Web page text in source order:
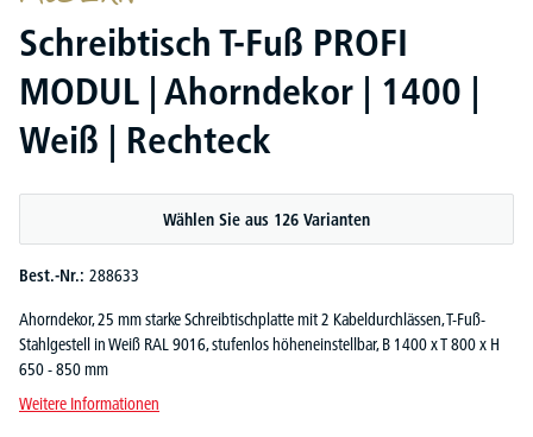
Schreibtisch T-Fuß PROFI
MODUL | Ahorndekor | 1400 |
Weiß | Rechteck
Wählen Sie aus 126 Varianten
Best.-Nr.: 288633
Ahorndekor, 25 mm starke Schreibtischplatte mit 2 Kabeldurchlässen, T-Fuß-
Stahlgestell in Weiß RAL 9016, stufenlos höheneinstellbar, B 1400 x T 800 x H
650 - 850 mm
Weitere Informationen